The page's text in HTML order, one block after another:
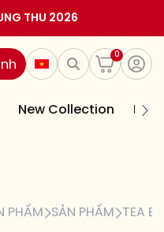
THU 2026
0
New Collection
PHẨM SẢN PHẨM TEA